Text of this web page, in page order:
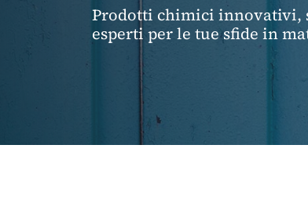
Prodotti chimici innovativi,
esperti per le tue sfide in